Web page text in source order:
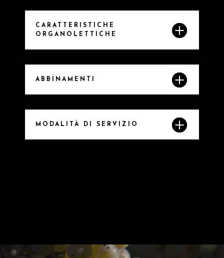
CARATTERISTICHE
ORGANOLETTICHE
ABBINAMENTI
MODALITÀ DI SERVIZIO